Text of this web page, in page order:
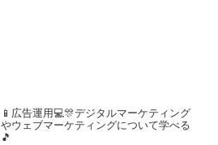
📱広告運用💻🎊デジタルマーケティング
やウェブマーケティングについて学べる
🎵